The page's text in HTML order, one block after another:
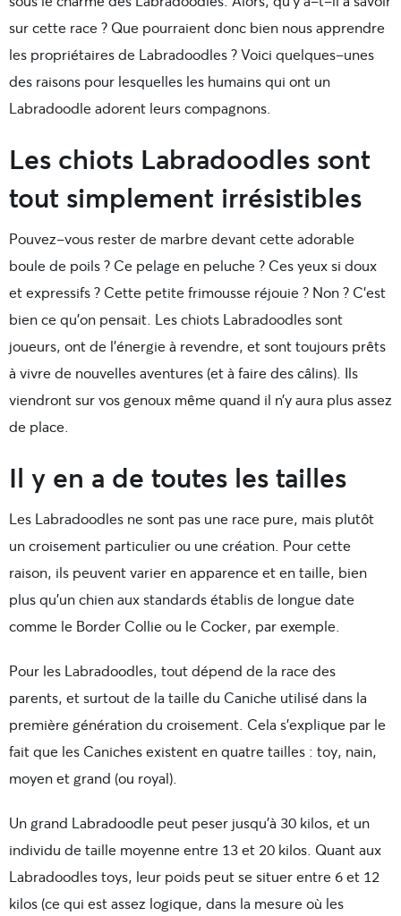
sur cette race ? Que pourraient donc bien nous apprendre
les propriétaires de Labradoodles ? Voici quelques-unes
des raisons pour lesquelles les humains qui ont un
Labradoodle adorent leurs compagnons.
Les chiots Labradoodles sont
tout simplement irrésistibles
Pouvez-vous rester de marbre devant cette adorable
boule de poils ? Ce pelage en peluche ? Ces yeux si doux
et expressifs ? Cette petite frimousse réjouie ? Non ? C’est
bien ce qu’on pensait. Les chiots Labradoodles sont
joueurs, ont de l’énergie à revendre, et sont toujours prêts
à vivre de nouvelles aventures (et à faire des câlins). Ils
viendront sur vos genoux même quand il n’y aura plus assez
de place.
Il y en a de toutes les tailles
Les Labradoodles ne sont pas une race pure, mais plutôt
un croisement particulier ou une création. Pour cette
raison, ils peuvent varier en apparence et en taille, bien
plus qu’un chien aux standards établis de longue date
comme le Border Collie ou le Cocker, par exemple.
Pour les Labradoodles, tout dépend de la race des
parents, et surtout de la taille du Caniche utilisé dans la
première génération du croisement. Cela s’explique par le
fait que les Caniches existent en quatre tailles : toy, nain,
moyen et grand (ou royal).
Un grand Labradoodle peut peser jusqu’à 30 kilos, et un
individu de taille moyenne entre 13 et 20 kilos. Quant aux
Labradoodles toys, leur poids peut se situer entre 6 et 12
kilos (ce qui est assez logique, dans la mesure où les